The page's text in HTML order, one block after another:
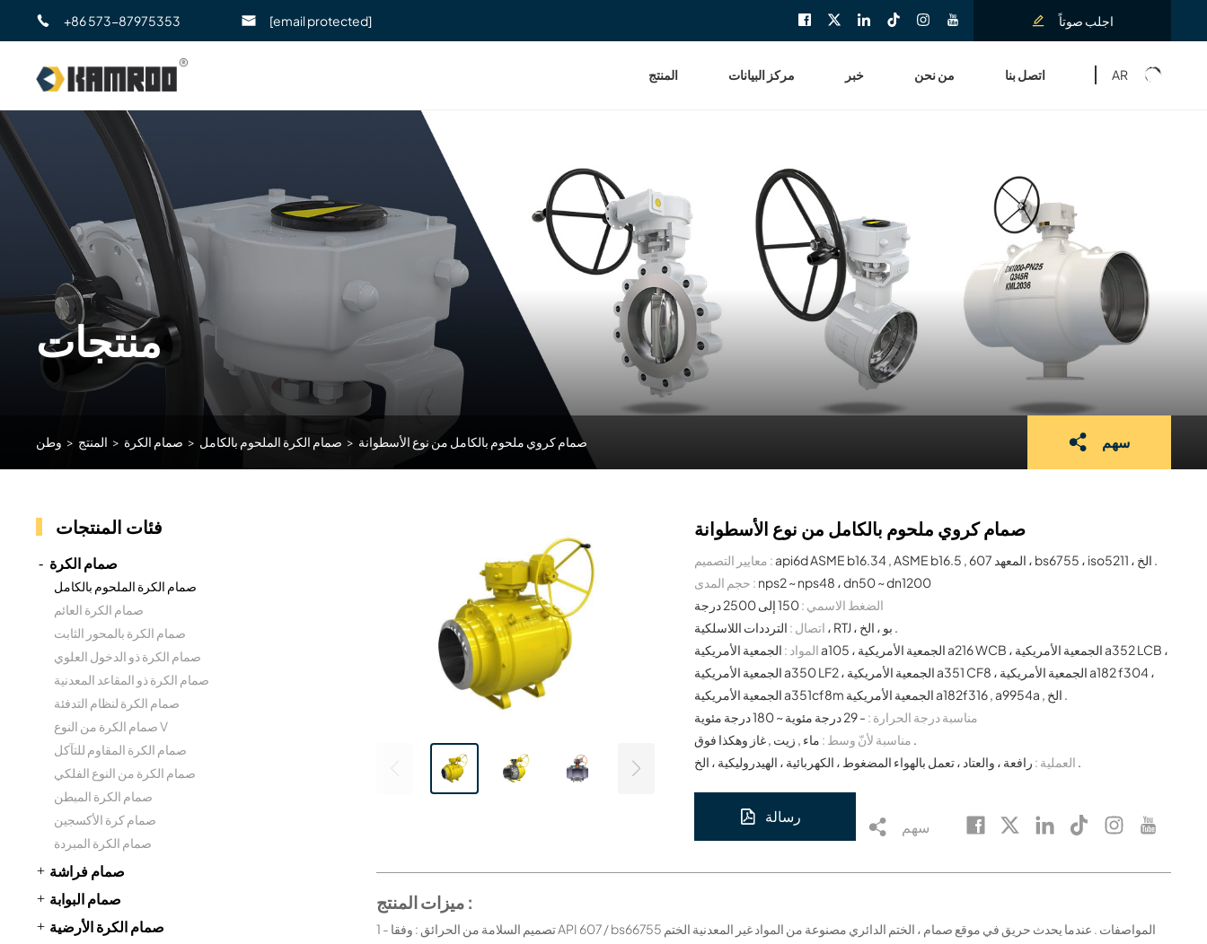
+86 573-87975353 [email protected] اجلب صوتاً
المنتج مركز البيانات خبر من نحن اتصل بنا AR
منتجات
وطن > المنتج > صمام الكرة > صمام الكرة الملحوم بالكامل > صمام كروي ملحوم بالكامل من نوع الأسطوانة سهم
فئات المنتجات
صمام الكرة
صمام الكرة الملحوم بالكامل
صمام الكرة العائم
صمام الكرة بالمحور الثابت
صمام الكرة ذو الدخول العلوي
صمام الكرة ذو المقاعد المعدنية
صمام الكرة لنظام التدفئة
صمام الكرة من النوع V
صمام الكرة المقاوم للتآكل
صمام الكرة من النوع الفلكي
صمام الكرة المبطن
صمام كرة الأكسجين
صمام الكرة المبردة
صمام فراشة
صمام البوابة
صمام الكرة الأرضية
صمام كروي ملحوم بالكامل من نوع الأسطوانة
معايير التصميم :
حجم المدى : nps2 ~ nps48 ، dn50 ~ dn1200
الضغط الاسمي :150 إلى 2500 درجة
اتصال :
المواد : الجمعية الأمريكية a105 ، الجمعية الأمريكية a216 WCB ، الجمعية الأمريكية a352 LCB ،
الجمعية الأمريكية a350 LF2 ، الجمعية الأمريكية a351 CF8 ، الجمعية الأمريكية a182 f304 ،
مناسبة درجة الحرارة : - 29 درجة مئوية ~ 180 درجة مئوية
مناسبة لأنّ وسط :
العملية :
رسالة
سهم
ميزات المنتج :
1 - تصميم السلامة من الحرائق : وفقا API 607 / bs66755 المواصفات . عندما يحدث حريق في موقع صمام ، الختم الدائري مصنوعة من المواد غير المعدنية الختم